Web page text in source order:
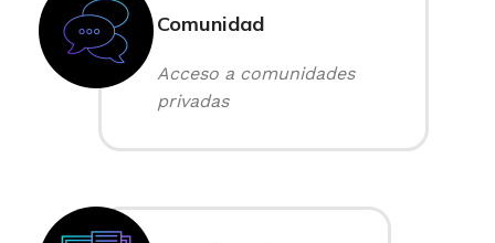
Comunidad
Acceso a comunidades
privadas